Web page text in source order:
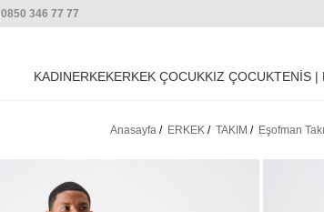
0850 346 77 77
KADINERKEKERKEK ÇOCUKKIZ ÇOCUKTENİS |
Anasayfa/ ERKEK/ TAKIM / Eşofman